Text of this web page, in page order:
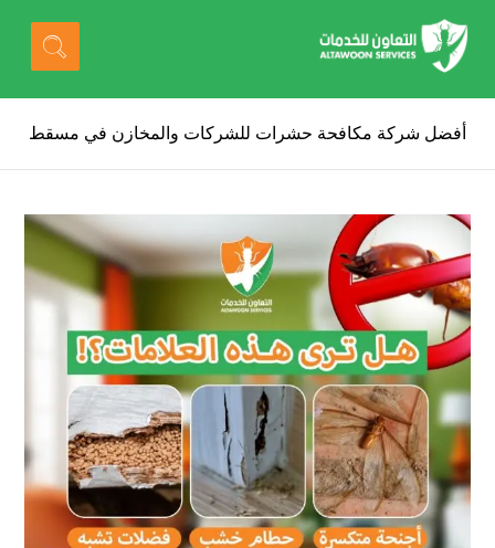
أفضل شركة مكافحة حشرات للشركات والمخازن في مسقط